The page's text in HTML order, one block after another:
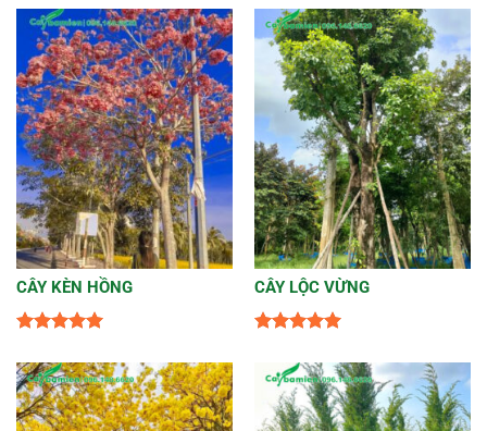
sao
hạng55
sao
CÂY KÈN HỒNG
hạng55
sao
CÂY LỘC VỪNG
hạng55
sao